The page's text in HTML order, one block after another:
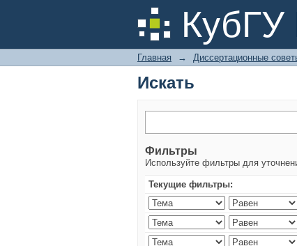
КубГУ
Искать
Главная → Диссертационные
Искать
Фильтры
Используйте фильтры для
Текущие фильтры: